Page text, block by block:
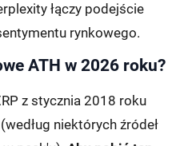
łączy podejście
rynkowego.
ATH w 2026 roku?
z stycznia 2018 roku
niektórych źródeł